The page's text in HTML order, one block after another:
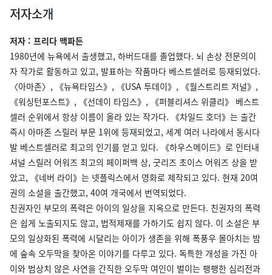
저자소개
저자 : 프리다 맥파든
1980년에 뉴욕에서 출생했고, 하버드대를 졸업했다. 뇌 손상 전문의이
자 작가로 활동하고 있고, 발표하는 작품마다 베스트셀러로 등재되었다.
〈아마존〉, 《뉴욕타임스》, 《USA 투데이》, 《월스트리트 저널》,
《워싱턴포스트》, 《선데이 타임스》, 《퍼블리셔스 위클리》 베스트
셀러 순위에서 항상 이름이 올라 있는 작가다. 《차일드 호더》는 출간
즉시 아마존 스릴러 부문 1위에 등재되었고, 세계 여러 나라에서 동시다
발 베스트셀러로 최고의 인기를 얻고 있다. 《하우스메이드》로 인터내
셔널 스릴러 어워즈 최고의 페이퍼백 상, 굿리즈 초이스 어워즈 상을 받
았고, 《네버 라이》는 넷플릭스에서 영화로 제작되고 있다. 현재 20여
권의 소설을 출간했고, 40여 개국에서 번역되었다.
친권자인 부모의 폭력은 아이의 일상을 지옥으로 만든다. 친권자의 폭력
은 쉽게 노출되지도 않고, 법적제재를 가하기도 쉽지 않다. 이 소설은 부
모의 일상화된 폭력에 시달리는 아이가 생존을 위해 폭풍우 몰아치는 밤
에 숲속 오두막을 찾아온 이야기를 다루고 있다. 독특한 개성을 가진 아
이와 범상치 않은 사연을 간직한 오두막 여인이 벌이는 팽팽한 심리전과